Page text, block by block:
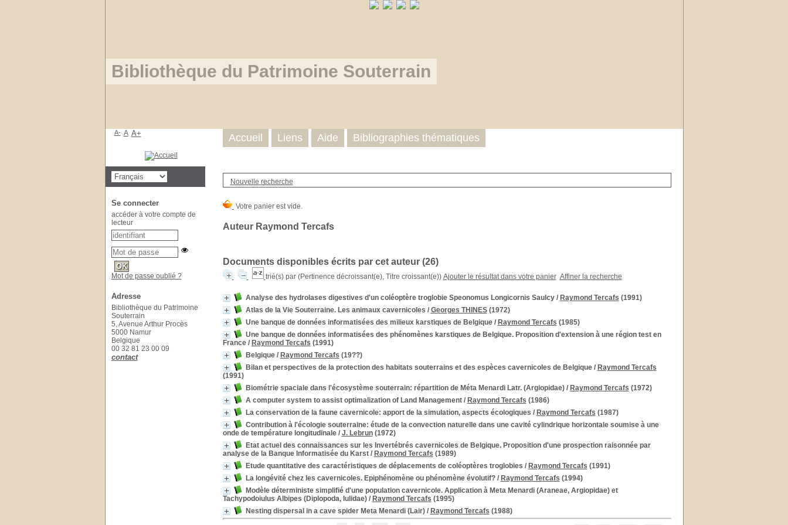
Bibliothèque du Patrimoine Souterrain
Nouvelle recherche
Auteur Raymond Tercafs
Documents disponibles écrits par cet auteur (26)
trié(s) par (Pertinence décroissant(e), Titre croissant(e)) Ajouter le résultat dans votre panier Affiner la recherche
Analyse des hydrolases digestives d'un coléoptère troglobie Speonomus Longicornis Saulcy/ Raymond Tercafs (1991)
Atlas de la Vie Souterraine. Les animaux cavernicoles / Georges THINES(1972)
Une banque de données informatisées des milieux karstiques de Belgique/ Raymond Tercafs (1985)
Une banque de données informatisées des phénomènes karstiques de Belgique. Proposition d'extension à une région test en
France/ Raymond Tercafs (1991)
Belgique/ Raymond Tercafs (19??)
Bilan et perspectives de la protection des habitats souterrains et des espèces cavernicoles de Belgique/ Raymond Tercafs
(1991)
Biométrie spaciale dans l'écosystème souterrain: répartition de Méta Menardi Latr. (Argiopidae)/ Raymond Tercafs (1972)
A computer system to assist optimalization of Land Management/ Raymond Tercafs (1986)
La conservation de la faune cavernicole: apport de la simulation, aspects écologiques / Raymond Tercafs (1987)
Contribution à l'écologie souterraine: étude de la convection naturelle dans une cavité cylindrique horizontale soumise à une
onde de température longitudinale/ J. Lebrun(1972)
Etat actuel des connaissances sur les Invertébrés cavernicoles de Belgique. Proposition d'une prospection raisonnée par
analyse de la Banque Informatisée du Karst/ Raymond Tercafs (1989)
Etude quantitative des caractéristiques de déplacements de coléoptères troglobies / Raymond Tercafs (1991)
La longévité chez les cavernicoles. Epiphénomène ou phénomène évolutif?/ Raymond Tercafs (1994)
Modèle déterministe simplifié d'une population cavernicole. Application à Meta Menardi (Araneae, Argiopidae) et
Tachypodoiulus Albipes (Diplopoda, Iulidae)/ Raymond Tercafs (1995)
Nesting dispersal in a cave spider Meta Menardi (Lair)/ Raymond Tercafs (1988)
Accueil Liens Aide Bibliographies thématiques
A- A A+
Se connecter
accéder à votre compte de
lecteur
Mot de passe oublié ?
Adresse
Bibliothèque du Patrimoine
Souterrain
5, Avenue Arthur Procès
5000 Namur
Belgique
00 32 81 23 00 09
contact